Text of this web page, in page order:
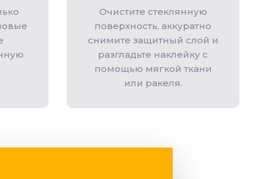
Очистите стеклянную
поверхность, аккуратно
снимите защитный слой и
разгладьте наклейку с
помощью мягкой ткани
или ракеля.